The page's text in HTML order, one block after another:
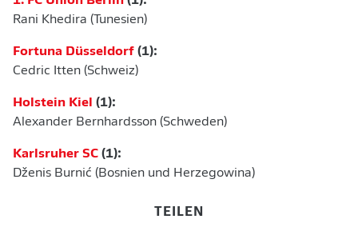
Rani Khedira (Tunesien)
Fortuna Düsseldorf (1):
Cedric Itten (Schweiz)
Holstein Kiel (1):
Alexander Bernhardsson (Schweden)
Karlsruher SC (1):
Dženis Burnić (Bosnien und Herzegowina)
TEILEN